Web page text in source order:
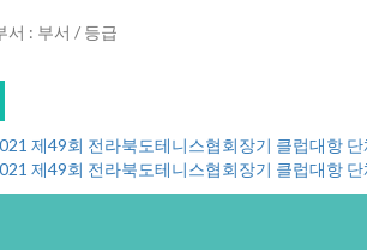
: 부서 / 등급
제49회 전라북도테니스협회장기 클럽대항 단
제49회 전라북도테니스협회장기 클럽대항 단